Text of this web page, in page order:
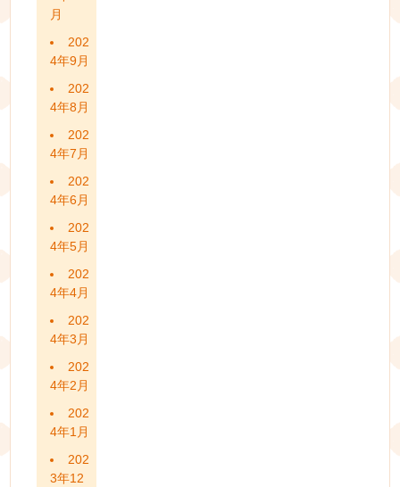
月
202
4年9月
202
4年8月
202
4年7月
202
4年6月
202
4年5月
202
4年4月
202
4年3月
202
4年2月
202
4年1月
202
3年12